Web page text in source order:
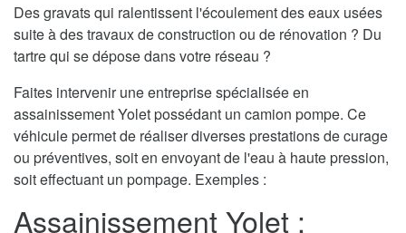
Des gravats qui ralentissent l'écoulement des eaux usées
suite à des travaux de construction ou de rénovation ? Du
tartre qui se dépose dans votre réseau ?
Faites intervenir une entreprise spécialisée en
assainissement Yolet possédant un camion pompe. Ce
véhicule permet de réaliser diverses prestations de curage
ou préventives, soit en envoyant de l'eau à haute pression,
soit effectuant un pompage. Exemples :
Assainissement Yolet :